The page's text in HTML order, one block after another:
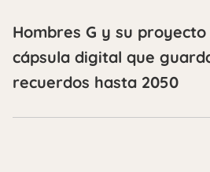
Hombres G y su
cápsula digital que
recuerdos hasta 2050